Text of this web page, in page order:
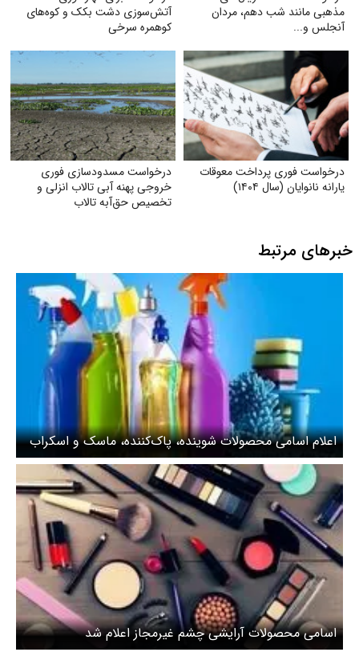
مذهبی مانند شب دهم، مردان
آنجلس و...
آتش‌سوزی دشت بکک و کوه‌های
کوهمره‌ سرخی
درخواست فوری پرداخت معوقات
یارانه نانوایان (سال ۱۴۰۴)
درخواست مسدودسازی فوری
خروجی پهنه آبی تالاب انزلی و
تخصیص حق‌آبه تالاب
خبرهای مرتبط
اعلام اسامی محصولات شوینده، پاک‌کننده، ماسک و اسکراب
غیرمجاز
اسامی محصولات آرایشی چشم غیرمجاز اعلام شد